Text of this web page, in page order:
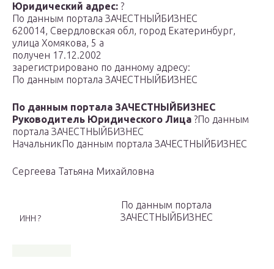
Юридический адрес: ?
По данным портала ЗАЧЕСТНЫЙБИЗНЕС
620014, Свердловская обл, город Екатеринбург,
улица Хомякова, 5 а
получен 17.12.2002
зарегистрировано по данному адресу:
По данным портала ЗАЧЕСТНЫЙБИЗНЕС
По данным портала ЗАЧЕСТНЫЙБИЗНЕС
Руководитель Юридического Лица ?По данным
портала ЗАЧЕСТНЫЙБИЗНЕС
НачальникПо данным портала ЗАЧЕСТНЫЙБИЗНЕС
Сергеева Татьяна Михайловна
ИНН ?
По данным портала
ЗАЧЕСТНЫЙБИЗНЕС